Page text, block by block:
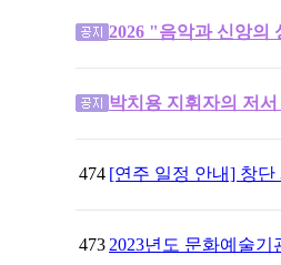
2026 "음악과 신앙의
박치용 지휘자의 저
474 [연주 일정 안내] 창
473 2023년도 문화예술